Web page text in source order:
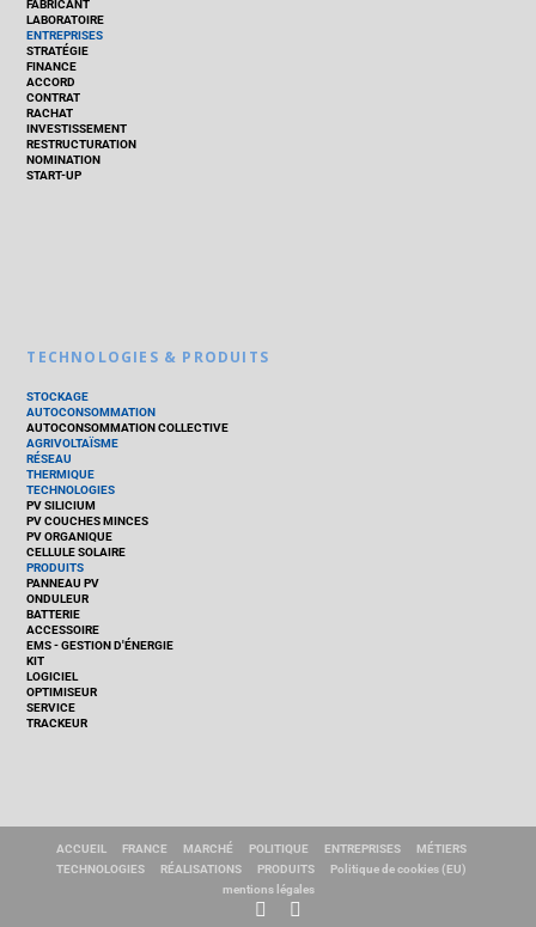
FABRICANT
LABORATOIRE
ENTREPRISES
STRATÉGIE
FINANCE
ACCORD
CONTRAT
RACHAT
INVESTISSEMENT
RESTRUCTURATION
NOMINATION
START-UP
TECHNOLOGIES & PRODUITS
STOCKAGE
AUTOCONSOMMATION
AUTOCONSOMMATION COLLECTIVE
AGRIVOLTAÏSME
RÉSEAU
THERMIQUE
TECHNOLOGIES
PV SILICIUM
PV COUCHES MINCES
PV ORGANIQUE
CELLULE SOLAIRE
PRODUITS
PANNEAU PV
ONDULEUR
BATTERIE
ACCESSOIRE
EMS - GESTION D'ÉNERGIE
KIT
LOGICIEL
OPTIMISEUR
SERVICE
TRACKEUR
ACCUEIL FRANCE MARCHÉ POLITIQUE ENTREPRISES
MÉTIERS
TECHNOLOGIES
RÉALISATIONS PRODUITS
Politique de cookies (EU)
mentions légales